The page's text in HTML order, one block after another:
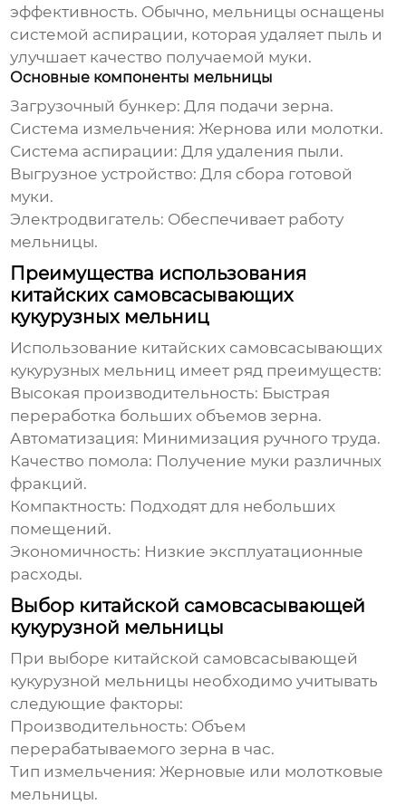
эффективность. Обычно, мельницы оснащены
системой аспирации, которая удаляет пыль и
улучшает качество получаемой муки.
Основные компоненты мельницы
Загрузочный бункер: Для подачи зерна.
Система измельчения: Жернова или молотки.
Система аспирации: Для удаления пыли.
Выгрузное устройство: Для сбора готовой
муки.
Электродвигатель: Обеспечивает работу
мельницы.
Преимущества использования
китайских самовсасывающих
кукурузных мельниц
Использование китайских самовсасывающих
кукурузных мельниц имеет ряд преимуществ:
Высокая производительность: Быстрая
переработка больших объемов зерна.
Автоматизация: Минимизация ручного труда.
Качество помола: Получение муки различных
фракций.
Компактность: Подходят для небольших
помещений.
Экономичность: Низкие эксплуатационные
расходы.
Выбор китайской самовсасывающей
кукурузной мельницы
При выборе китайской самовсасывающей
кукурузной мельницы необходимо учитывать
следующие факторы:
Производительность: Объем
перерабатываемого зерна в час.
Тип измельчения: Жерновые или молотковые
мельницы.